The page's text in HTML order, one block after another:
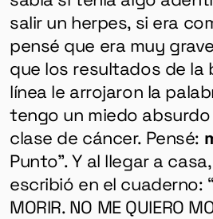
salir un herpes, si era
pensé que era muy
que los resultados de la
línea le arrojaron la
tengo un miedo
clase de cáncer. Pensé:
Punto”. Y al llegar a
escribió en el cuaderno:
MORIR. NO ME QUIERO